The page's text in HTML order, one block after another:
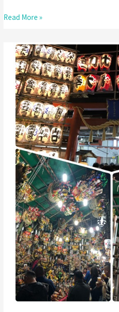
Season’s
Read More »